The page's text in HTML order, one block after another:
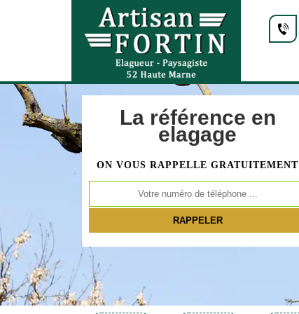
La référence en
elagage
ON VOUS RAPPELLE GRATUITEMENT